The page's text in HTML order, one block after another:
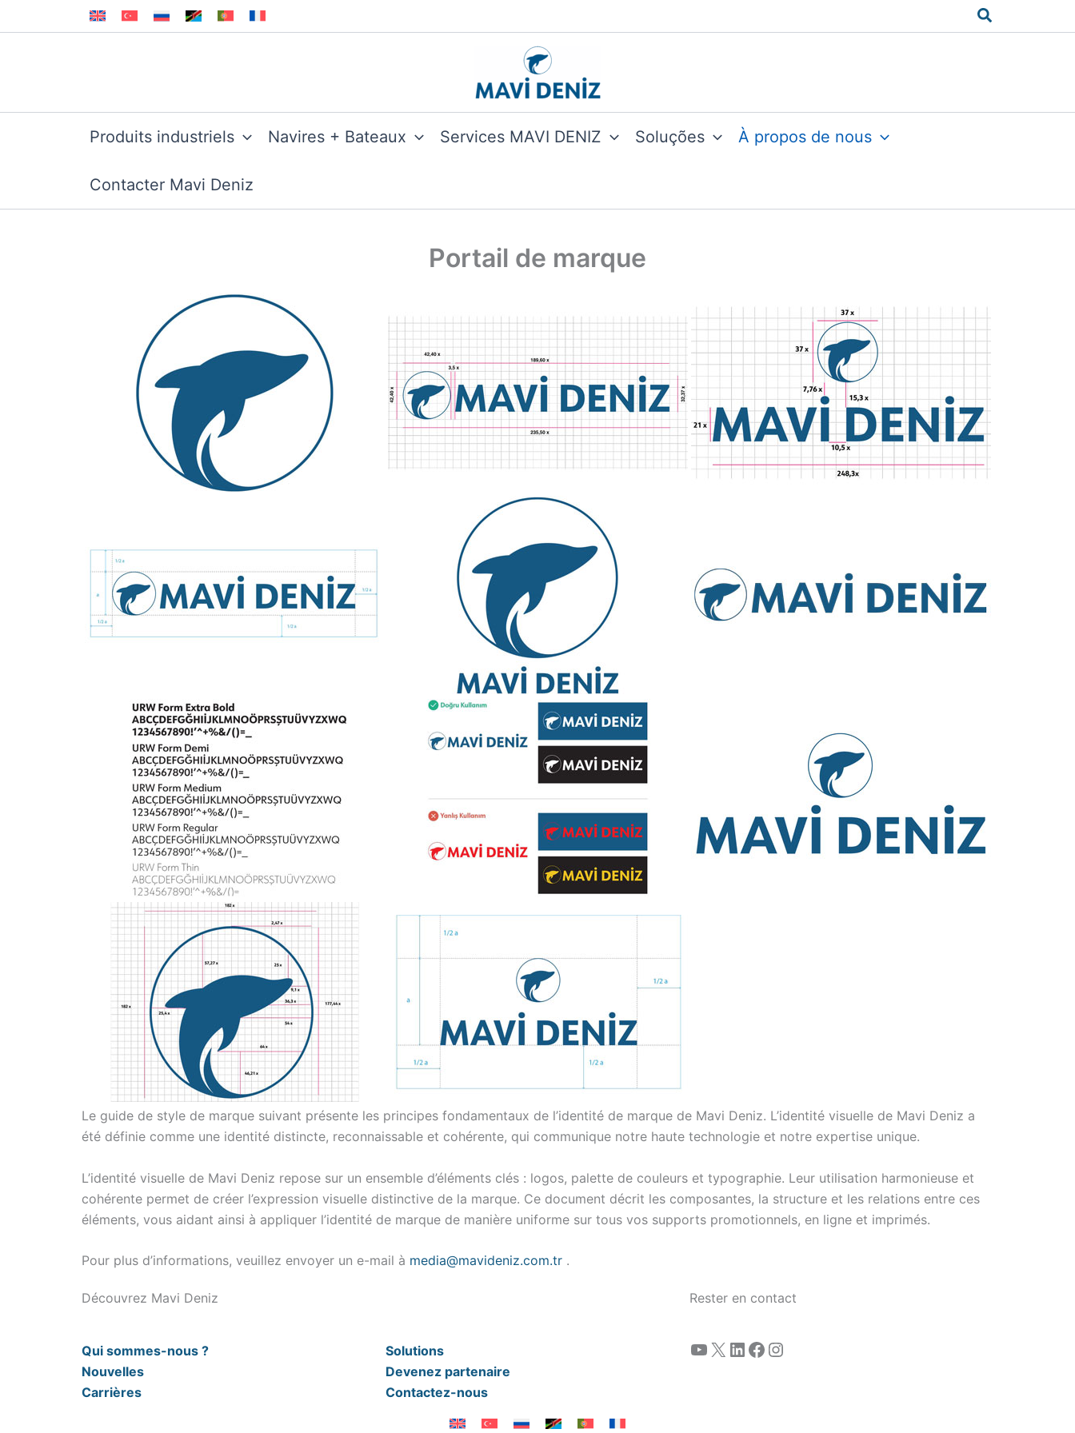
au
Rechercher
Produits industriels Navires + Bateaux Services MAVI DENIZ Soluções À propos de nous
Contacter Mavi Deniz
Portail de marque
Le guide de style de marque suivant présente les principes fondamentaux de l’identité de marque de Mavi Deniz. L’identité visuelle de Mavi Deniz a
été définie comme une identité distincte, reconnaissable et cohérente, qui communique notre haute technologie et notre expertise unique.
L’identité visuelle de Mavi Deniz repose sur un ensemble d’éléments clés : logos, palette de couleurs et typographie. Leur utilisation harmonieuse et
cohérente permet de créer l’expression visuelle distinctive de la marque. Ce document décrit les composantes, la structure et les relations entre ces
éléments, vous aidant ainsi à appliquer l’identité de marque de manière uniforme sur tous vos supports promotionnels, en ligne et imprimés.
Pour plus d’informations, veuillez envoyer un e-mail à media@mavideniz.com.tr .
Découvrez Mavi Deniz Rester en contact
Qui sommes-nous ?
Nouvelles
Carrières
Solutions
Devenez partenaire
Contactez-nous
YouTube X LinkedIn Facebook Instagram